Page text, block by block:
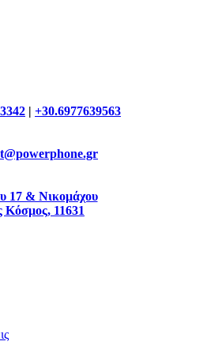
| +30.6977639563
17 & Νικομάχου
Κόσμος, 11631